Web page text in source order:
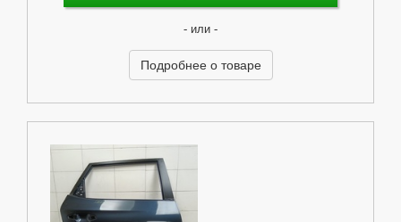
- или -
Подробнее о товаре